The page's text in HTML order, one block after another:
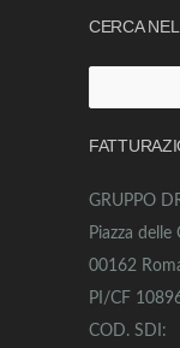
CERCA
per:
GRUPPO
Piazza delle
00162
PI/CF
COD. SDI: